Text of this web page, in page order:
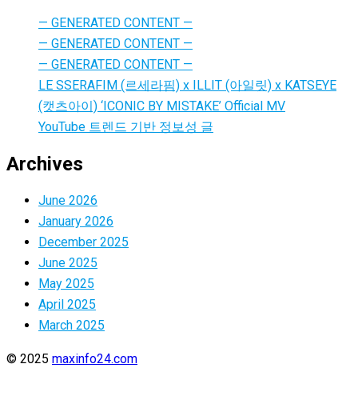
— GENERATED CONTENT —
— GENERATED CONTENT —
— GENERATED CONTENT —
LE SSERAFIM (르세라핌) x ILLIT (아일릿) x KATSEYE
(캣츠아이) ‘ICONIC BY MISTAKE’ Official MV
YouTube 트렌드 기반 정보성 글
Archives
June 2026
January 2026
December 2025
June 2025
May 2025
April 2025
March 2025
© 2025 maxinfo24.com